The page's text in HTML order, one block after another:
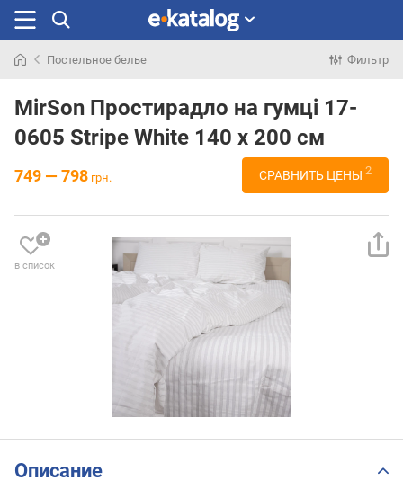
раньше
Постельное белье Фильтр
MirSon Простирадло на гумці 17-
0605 Stripe White 140 х 200 см
749 — 798 грн. СРАВНИТЬ ЦЕНЫ 2
в список
Описание